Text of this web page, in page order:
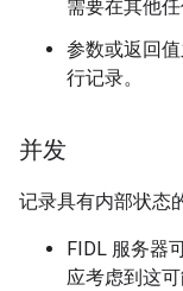
需要在其他
参数或返回
行记录。
并发
记录具有内部状态
FIDL 服务器
应考虑到这